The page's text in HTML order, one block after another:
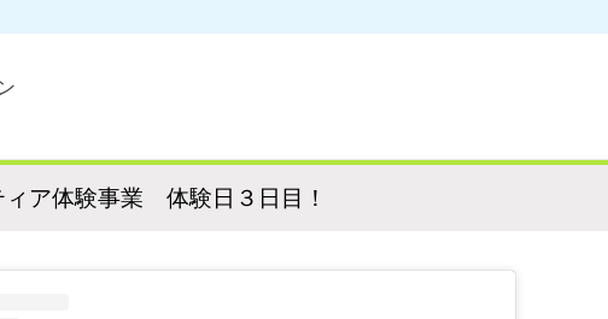
ィア体験事業 体験日３日目！